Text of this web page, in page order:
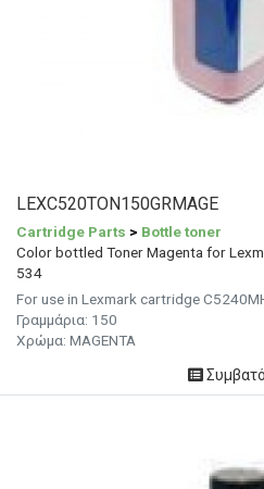
LEXC520TON150GRMAGE
Cartridge Parts > Bottle toner
Color bottled Toner Magenta for
534
For use in Lexmark cartridge
Γραμμάρια: 150
Χρώμα: MAGENTA